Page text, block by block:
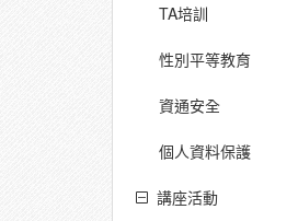
TA培訓
性別平等教育
資通安全
個人資料保護
講座活動